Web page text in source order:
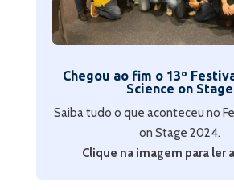
Chegou ao fim o 13º
Science on Stage
Saiba tudo o que aconteceu no
on Stage 2024.
Clique na imagem para ler